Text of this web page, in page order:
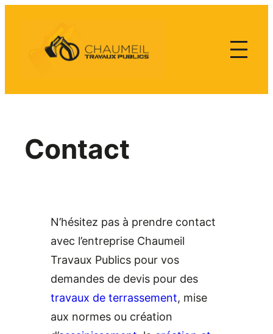
contenu
Contact
N’hésitez pas à prendre contact
avec l’entreprise Chaumeil
Travaux Publics pour vos
demandes de devis pour des
travaux de terrassement, mise
aux normes ou création